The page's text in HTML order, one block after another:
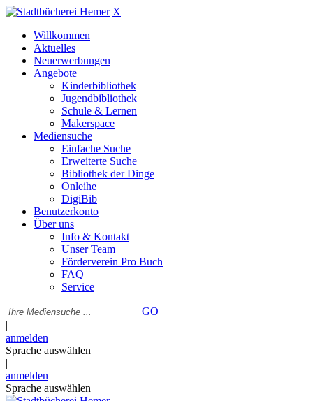
X
Willkommen
Aktuelles
Neuerwerbungen
Angebote
Kinderbibliothek
Jugendbibliothek
Schule & Lernen
Makerspace
Mediensuche
Einfache Suche
Erweiterte Suche
Bibliothek der Dinge
Onleihe
DigiBib
Benutzerkonto
Über uns
Info & Kontakt
Unser Team
Förderverein Pro Buch
FAQ
Service
GO
|
anmelden
Sprache auswählen
|
anmelden
Sprache auswählen